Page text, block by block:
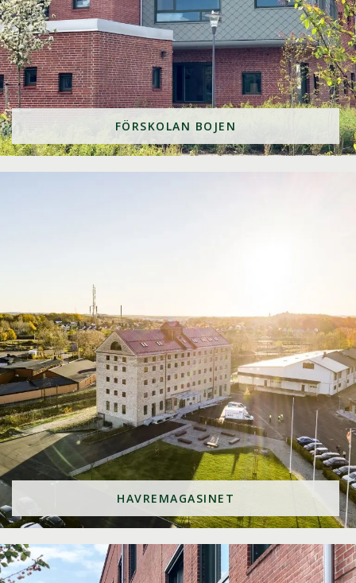
FÖRSKOLAN BOJEN
HAVREMAGASINET